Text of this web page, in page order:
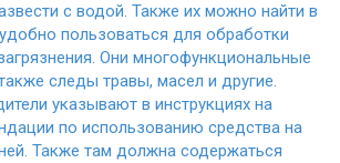
с водой. Также их можно найти в
пользоваться для обработки
Они многофункциональные
следы травы, масел и другие.
указывают в инструкциях на
по использованию средства на
Также там должна содержаться